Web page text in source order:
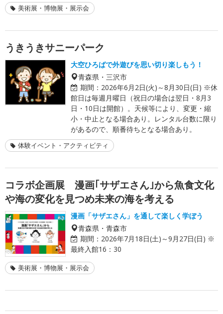
美術展・博物展・展示会
うきうきサニーパーク
大空ひろばで外遊びを思い切り楽しもう！
青森県・三沢市
期間： 2026年6月2日(火)～8月30日(日) ※休
館日は毎週月曜日（祝日の場合は翌日・8月3
日・10日は開館）。天候等により、変更・縮
小・中止となる場合あり。レンタル台数に限り
があるので、順番待ちとなる場合あり。
体験イベント・アクティビティ
コラボ企画展 漫画｢サザエさん｣から魚食文化
や海の変化を見つめ未来の海を考える
漫画「サザエさん」を通して楽しく学ぼう
青森県・青森市
期間： 2026年7月18日(土)～9月27日(日) ※
最終入館16：30
美術展・博物展・展示会